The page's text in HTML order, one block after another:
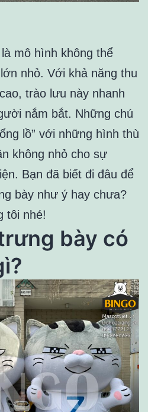
là mô hình không thể
nhỏ. Với khả năng thu
trào lưu này nhanh
nắm bắt. Những chú
lồ” với những hình thù
không nhỏ cho sự
Bạn đã biết đi đâu để
bày như ý hay chưa?
tôi nhé!
bày có